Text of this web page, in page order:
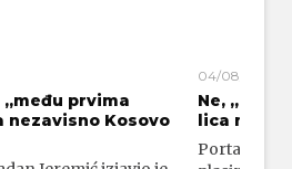
„među prvima
Kosovo
04/08/2026
Ne,
lica
Portal 24